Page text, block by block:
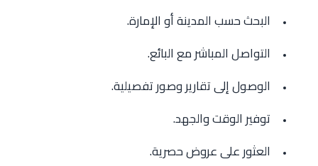
البحث حسب المدينة أو الإمارة.
التواصل المباشر مع البائع.
الوصول إلى تقارير وصور تفصيلية.
توفير الوقت والجهد.
العثور على عروض حصرية.